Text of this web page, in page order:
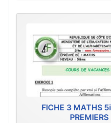
FICHE 3 MATHS